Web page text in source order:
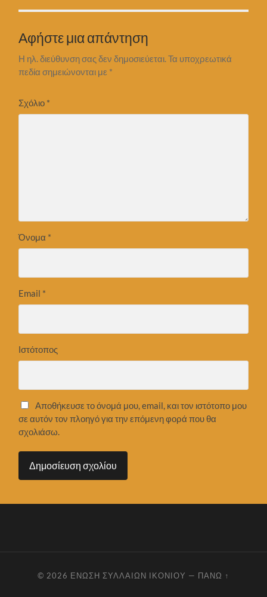
Αφήστε μια απάντηση
Η ηλ. διεύθυνση σας δεν δημοσιεύεται. Τα υποχρεωτικά
πεδία σημειώνονται με *
Σχόλιο *
Όνομα *
Email *
Ιστότοπος
Αποθήκευσε το όνομά μου, email, και τον ιστότοπο μου
σε αυτόν τον πλοηγό για την επόμενη φορά που θα
σχολιάσω.
© 2026 ΈΝΩΣΗ ΣΥΛΛΑΊΩΝ ΙΚΟΝΊΟΥ — ΠΆΝΩ ↑